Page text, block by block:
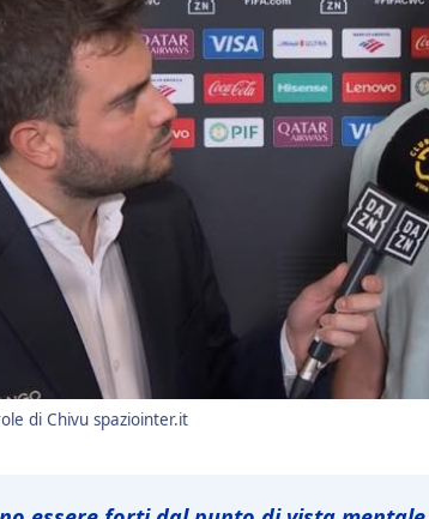
di Chivu spaziointer.it